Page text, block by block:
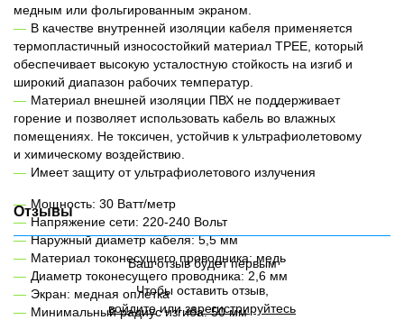
медным или фольгированным экраном.
В качестве внутренней изоляции кабеля применяется
термопластичный износостойкий материал TPEE, который
обеспечивает высокую усталостную стойкость на изгиб и
широкий диапазон рабочих температур.
Материал внешней изоляции ПВХ не поддерживает
горение и позволяет использовать кабель во влажных
помещениях. Не токсичен, устойчив к ультрафиолетовому
и химическому воздействию.
Имеет защиту от ультрафиолетового излучения
Мощность: 30 Ватт/метр
Напряжение сети: 220-240 Вольт
Наружный диаметр кабеля: 5,5 мм
Материал токонесущего проводника: медь
Диаметр токонесущего проводника: 2,6 мм
Экран: медная оплетка
Минимальный радиус изгиба: 50 мм
Отзывы
Ваш отзыв будет первым
Чтобы оставить отзыв,
войдитеилизарегистрируйтесь